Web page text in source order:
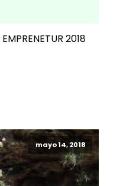
2018
mayo 14, 2018